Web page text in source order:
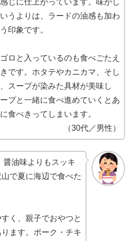
うよりは、ラードの油感も加わ
印象です。
ロと入っているのも食べごたえ
です。ホタテやカニカマ、そし
スープが染みた具材が美味し
プと一緒に食べ進めていくとあ
食べきってしまいます。
（30代／男性）
醤油味よりもスッキ
で夏に海辺で食べた
く、親子でおやつと
ます。ポーク・チキ